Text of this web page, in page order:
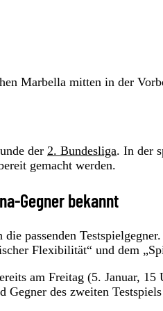
Marbella mitten in der
der 2. Bundesliga. In der
gemacht werden.
Gegner bekannt
passenden
Flexibilität“ und dem
am Freitag (5. Januar,
des zweiten